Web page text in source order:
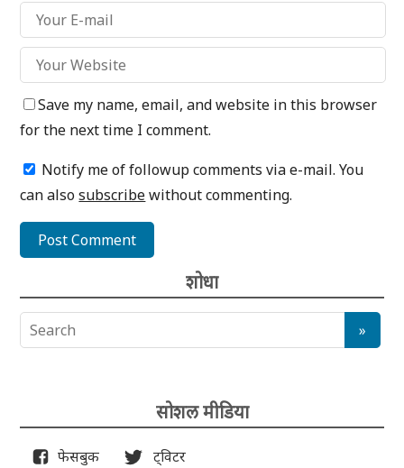
Save my name, email, and website in this browser
for the next time I comment.
Notify me of followup comments via e-mail. You
can alsosubscribewithout commenting.
शोधा
सोशल मीडिया
फेसबुक ट्विटर